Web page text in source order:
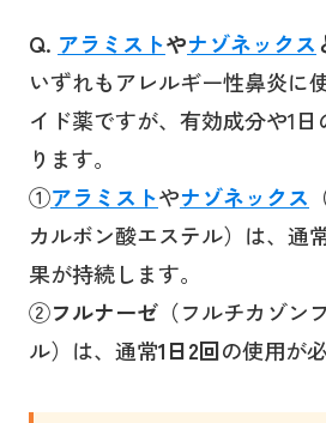
Q. アラミストやナゾネックス
いずれもアレルギー性鼻炎に
イド薬ですが、有効成分や1
ります。
①アラミストやナゾネックス
カルボン酸エステル）は、通
果が持続します。
②フルナーゼ （フルチカゾン
ル）は、通常1日2回の使用が